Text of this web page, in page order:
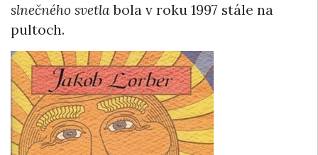
slnečného svetlabola v roku 1997 stále na
pultoch.